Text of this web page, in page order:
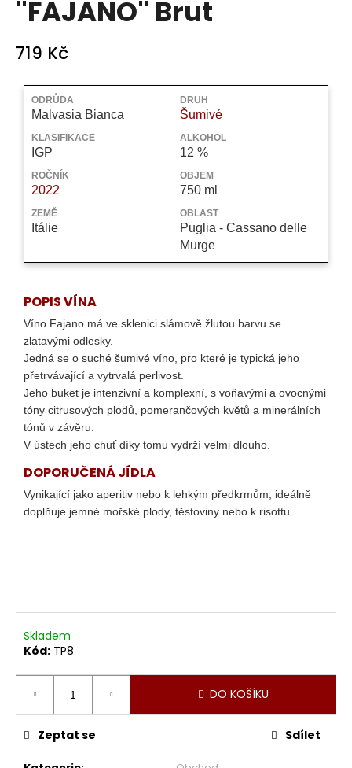
"FAJANO" Brut
719 Kč
Měrná
cena:
ODRŮDA
Malvasia Bianca
DRUH
Šumivé
KLASIFIKACE
IGP
ALKOHOL
12 %
ROČNÍK
2022
OBJEM
750 ml
ZEMĚ
Itálie
OBLAST
Puglia - Cassano delle
Murge
POPIS VÍNA
Víno Fajano má ve sklenici slámově žlutou barvu se
zlatavými odlesky.
Jedná se o suché šumivé víno, pro které je typická jeho
přetrvávající a vytrvalá perlivost.
Jeho buket je intenzivní a komplexní, s voňavými a ovocnými
tóny citrusových plodů, pomerančových květů a minerálních
tónů v závěru.
V ústech jeho chuť díky tomu vydrží velmi dlouho.
DOPORUČENÁ JÍDLA
Vynikající jako aperitiv nebo k lehkým předkrmům, ideálně
doplňuje jemné mořské plody, těstoviny nebo k risottu.
Skladem
Kód: TP8
DO KOŠÍKU
Zeptat se Sdílet
j
í
HLEDAT
o
o
u
č
u
e
m
e
POGGIO
VALENTE
TOSCANA